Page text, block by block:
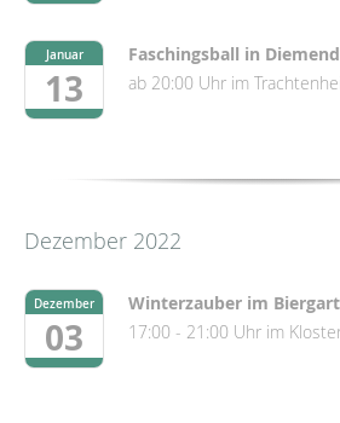
Januar
13
Faschingsball in
ab 20:00 Uhr im
Dezember 2022
Dezember
03
Winterzauber im
17:00 - 21:00 Uhr im